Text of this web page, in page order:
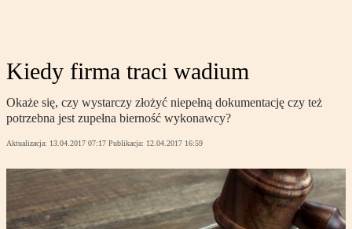
Kiedy firma traci wadium
Okaże się, czy wystarczy złożyć niepełną dokumentację czy też
potrzebna jest zupełna bierność wykonawcy?
Aktualizacja: 13.04.2017 07:17 Publikacja: 12.04.2017 16:59